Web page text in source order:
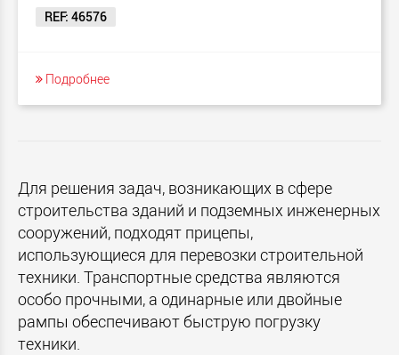
REF: 46576
Подробнее
Для решения задач, возникающих в сфере
строительства зданий и подземных инженерных
сооружений, подходят прицепы,
использующиеся для перевозки строительной
техники. Транспортные средства являются
особо прочными, а одинарные или двойные
рампы обеспечивают быструю погрузку
техники.